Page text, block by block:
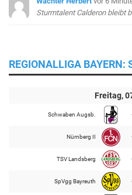
Sturmtalent Calderon bleibt
REGIONALLIGA BAYERN:
Freitag,
Schwaben Augsb.
Nürnberg II
TSV Landsberg
SpVgg Bayreuth